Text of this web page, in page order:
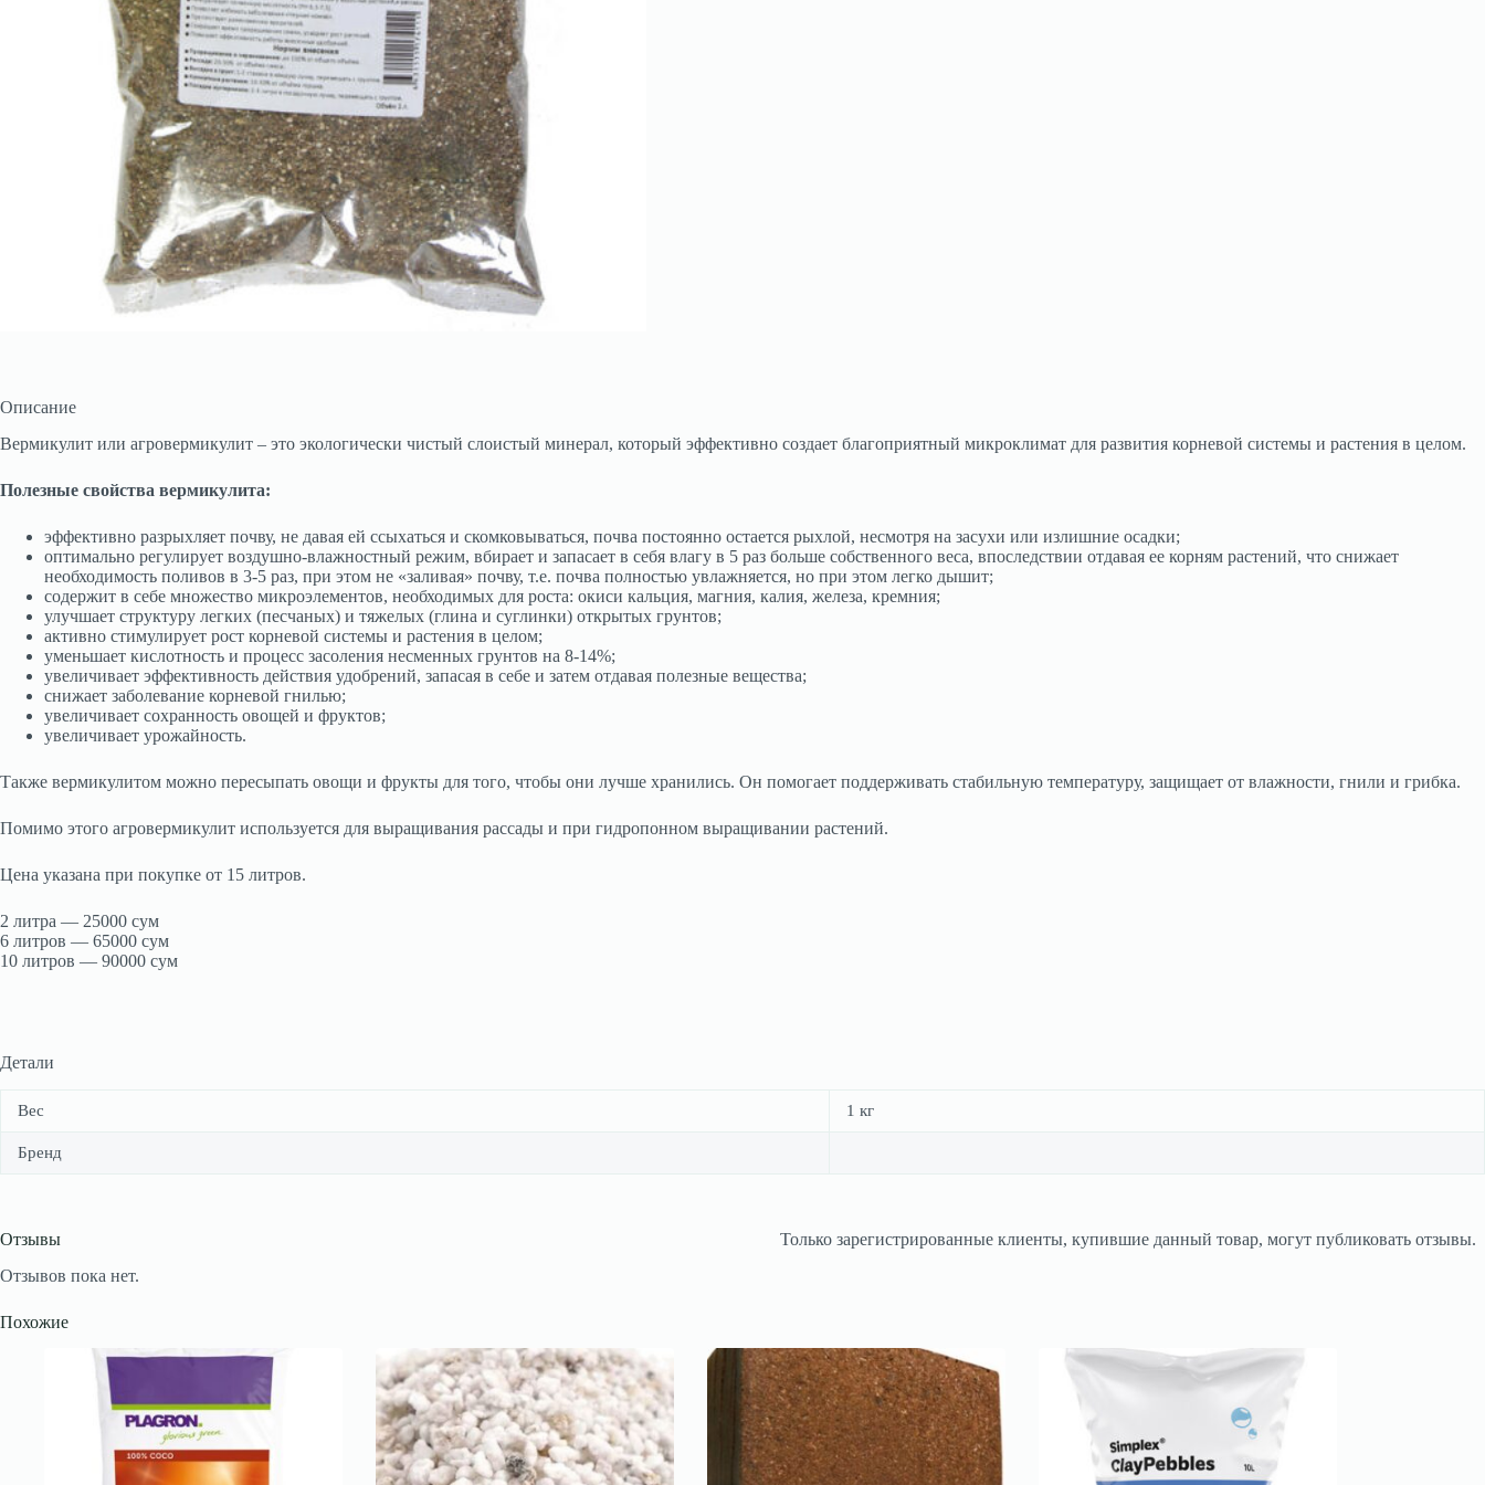
Описание
Вермикулит или агровермикулит – это экологически чистый слоистый минерал, который эффективно создает благоприятный микроклимат для развития корневой системы и растения в целом.
Полезные свойства вермикулита:
эффективно разрыхляет почву, не давая ей ссыхаться и скомковываться, почва постоянно остается рыхлой, несмотря на засухи или излишние осадки;
оптимально регулирует воздушно-влажностный режим, вбирает и запасает в себя влагу в 5 раз больше собственного веса, впоследствии отдавая ее корням растений, что снижает
необходимость поливов в 3-5 раз, при этом не «заливая» почву, т.е. почва полностью увлажняется, но при этом легко дышит;
содержит в себе множество микроэлементов, необходимых для роста: окиси кальция, магния, калия, железа, кремния;
улучшает структуру легких (песчаных) и тяжелых (глина и суглинки) открытых грунтов;
активно стимулирует рост корневой системы и растения в целом;
уменьшает кислотность и процесс засоления несменных грунтов на 8-14%;
увеличивает эффективность действия удобрений, запасая в себе и затем отдавая полезные вещества;
снижает заболевание корневой гнилью;
увеличивает сохранность овощей и фруктов;
увеличивает урожайность.
Также вермикулитом можно пересыпать овощи и фрукты для того, чтобы они лучше хранились. Он помогает поддерживать стабильную температуру, защищает от влажности, гнили и грибка.
Помимо этого агровермикулит используется для выращивания рассады и при гидропонном выращивании растений.
Цена указана при покупке от 15 литров.
2 литра — 25000 сум
6 литров — 65000 сум
10 литров — 90000 сум
Детали
Вес 1 кг
Бренд
Отзывы
Отзывов пока нет.
Только зарегистрированные клиенты, купившие данный товар, могут публиковать отзывы.
Похожие